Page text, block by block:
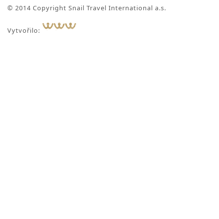
© 2014 Copyright Snail Travel International a.s.
Vytvořilo: